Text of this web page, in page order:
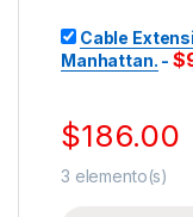
Cable
Manhattan. -$
$186.00
3 elemento(s)